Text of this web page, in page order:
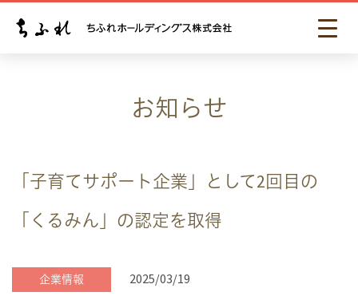
お知らせ
「子育てサポート企業」として2回目の
「くるみん」の認定を取得
企業情報 2025/03/19